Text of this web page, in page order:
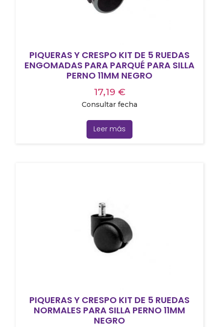
PIQUERAS Y CRESPO KIT DE 5 RUEDAS
ENGOMADAS PARA PARQUÉ PARA SILLA
PERNO 11MM NEGRO
17,19 €
Consultar fecha
Leer más
PIQUERAS Y CRESPO KIT DE 5 RUEDAS
NORMALES PARA SILLA PERNO 11MM
NEGRO